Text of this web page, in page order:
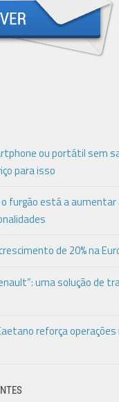
ou portátil sem
para isso
furgão está a aumentar
de 20% na
uma solução de
reforça